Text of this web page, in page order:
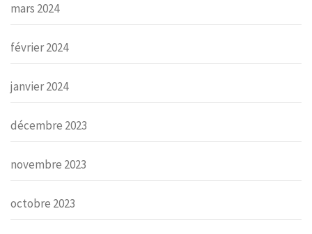
mars 2024
février 2024
janvier 2024
décembre 2023
novembre 2023
octobre 2023